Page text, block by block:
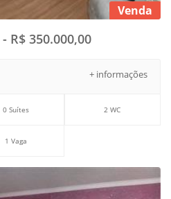
Venda
R$ 350.000,00
+ informações
0 Suítes 2 WC
1 Vaga